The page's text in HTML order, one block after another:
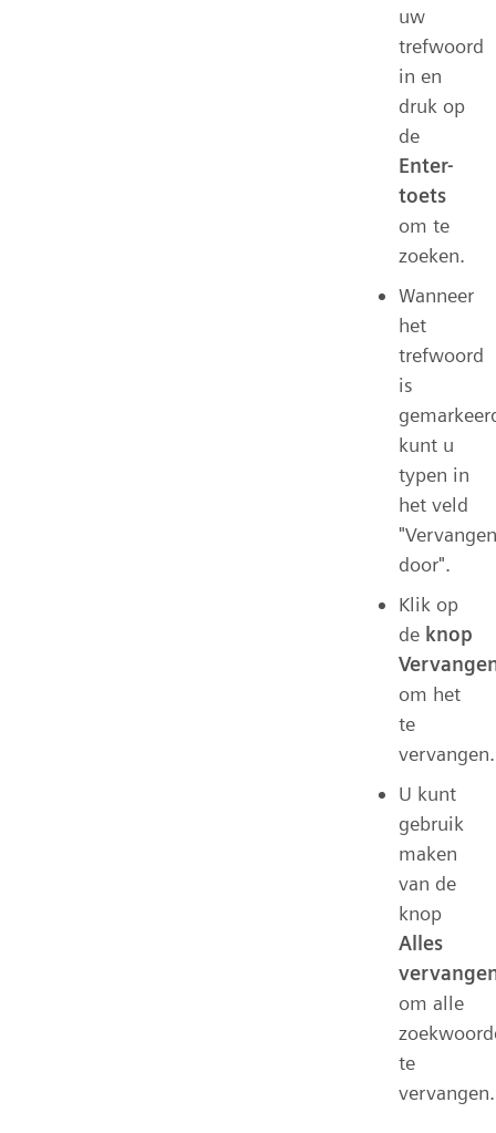
uw
trefwoord
in en
druk op
de
Enter-
toets
om te
zoeken.
Wanneer
het
trefwoord
is
kunt u
typen in
het veld
"Vervangen
door".
Klik op
de knop
om het
te
vervangen.
U kunt
gebruik
maken
van de
knop
Alles
om alle
te
vervangen.